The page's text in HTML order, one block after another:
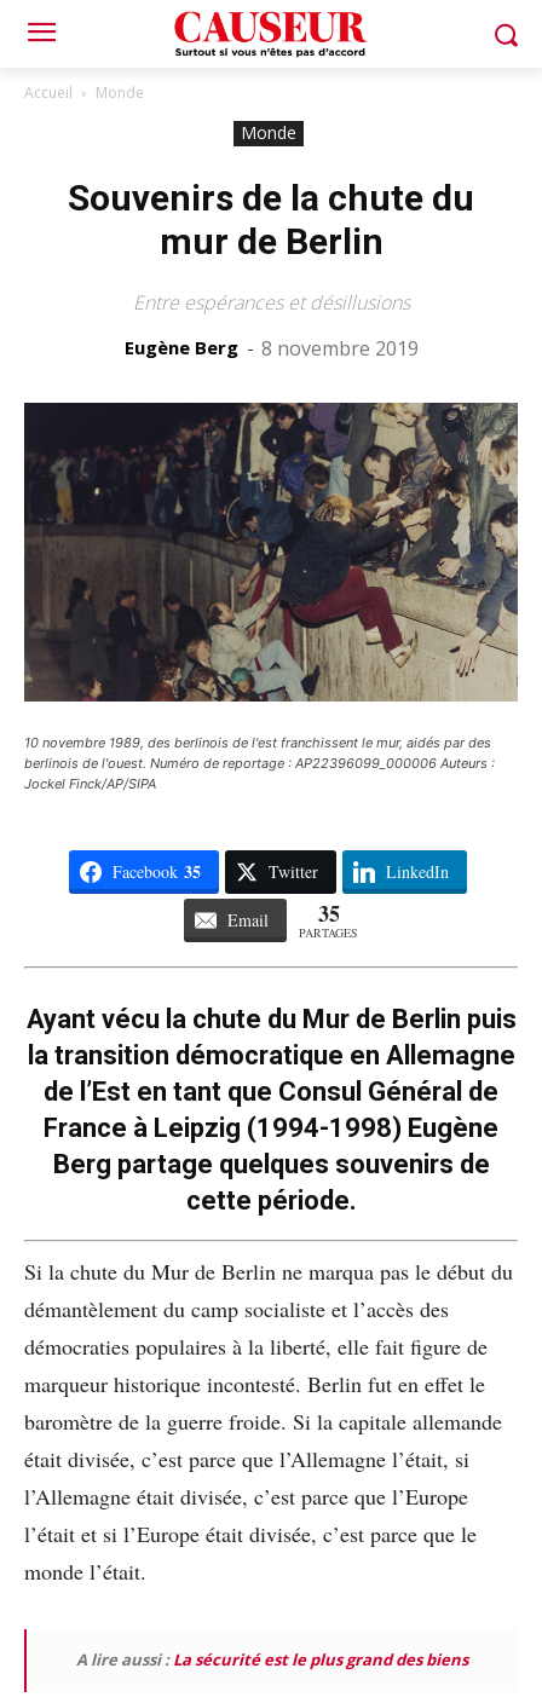
Accueil Monde
Monde
Souvenirs de la chute du
mur de Berlin
Entre espérances et désillusions
Eugène Berg - 8 novembre 2019
10 novembre 1989, des berlinois de l'est franchissent le mur, aidés par des
berlinois de l'ouest. Numéro de reportage : AP22396099_000006 Auteurs :
Jockel Finck/AP/SIPA
Facebook 35 Twitter LinkedIn
Email 35
PARTAGES
Ayant vécu la chute du Mur de Berlin puis
la transition démocratique en Allemagne
de l’Est en tant que Consul Général de
France à Leipzig (1994-1998) Eugène
Berg partage quelques souvenirs de
cette période.
Si la chute du Mur de Berlin ne marqua pas le début du
démantèlement du camp socialiste et l’accès des
démocraties populaires à la liberté, elle fait figure de
marqueur historique incontesté. Berlin fut en effet le
baromètre de la guerre froide. Si la capitale allemande
était divisée, c’est parce que l’Allemagne l’était, si
l’Allemagne était divisée, c’est parce que l’Europe
l’était et si l’Europe était divisée, c’est parce que le
monde l’était.
A lire aussi :La sécurité est le plus grand des biens